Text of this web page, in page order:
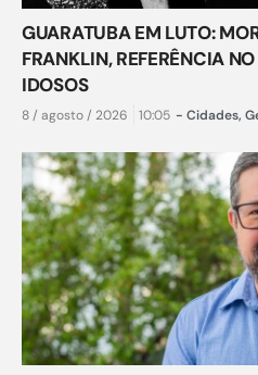
GUARATUBA EM LUTO:
FRANKLIN, REFERÊNCIA
IDOSOS
8 / agosto / 2026 10:05 - Cidades,